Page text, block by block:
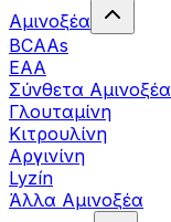
Αμινοξέα
BCAAs
EAA
Σύνθετα Αμινοξέα
Γλουταμίνη
Κιτρουλίνη
Αργινίνη
Lyzín
Άλλα Αμινοξέα